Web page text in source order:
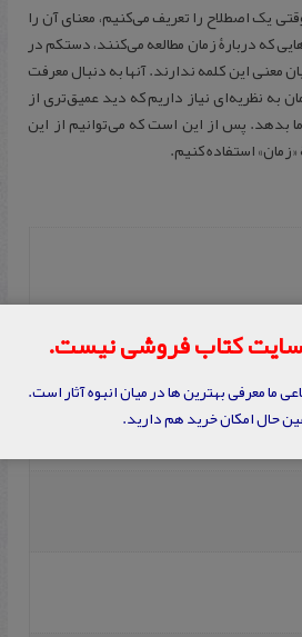
یک اصطلاح را تعریف می‌کنیم، معنای آن را
که دربارۀ زمان مطالعه می‌کنند، دستکم در
معنی این کلمه ندارند. آنها به دنبال معرفت
به نظریه‌ای نیاز داریم که دید عمیق‌تری از
بدهد. پس از این است که می‌توانیم از این
استفاده کنیم.
کتاب فروشی نیست.
ما معرفی بهترین ها در میان انبوه آثار است.
حال امکان خرید هم دارید.